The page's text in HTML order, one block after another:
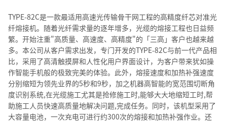
TYPE-82C是一款最适用高速光传输骨干网工程的高精度纤芯对准光
纤熔接机。随着光纤需求量的逐年增多，光缆的熔接工程也日益频
繁。开始注重"高质量、高速度、高精度"的「三高」客户也越来越
多。本公司从客户需求出发，专门开发的TYPE-82C与前一代产品相
比，采用了高清触摸屏和人性化用户界面设计，为客户带来犹如操
作智能手机般的极致完美的体验。此外，熔接速度和加热补强速度
分别缩短为领先业界的5秒和9秒，加之机器高智能的宽范围切断角
度识别系统,在光缆施工尤其是抢修施工时,能够大大地缩短工时,帮
助施工人员快速高质量地解决问题,完成任务。同时，该机型采用了
大容量电池，一次充电可进行约300次的熔接和加热补强作业。还